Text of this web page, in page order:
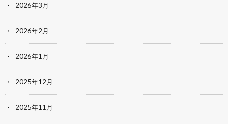
2026年3月
2026年2月
2026年1月
2025年12月
2025年11月